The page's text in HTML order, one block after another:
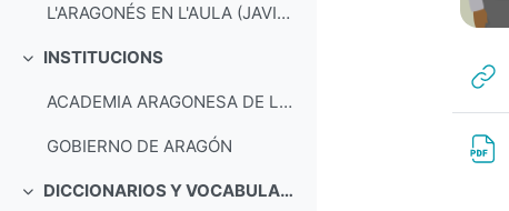
L'ARAGONÉS EN L'AULA (JAVIER VISPE)
Colapsar
INSTITUCIONS
ACADEMIA ARAGONESA DE LA LENGUA
GOBIERNO DE ARAGÓN
Colapsar DICCIONARIOS Y VOCABULARIOS